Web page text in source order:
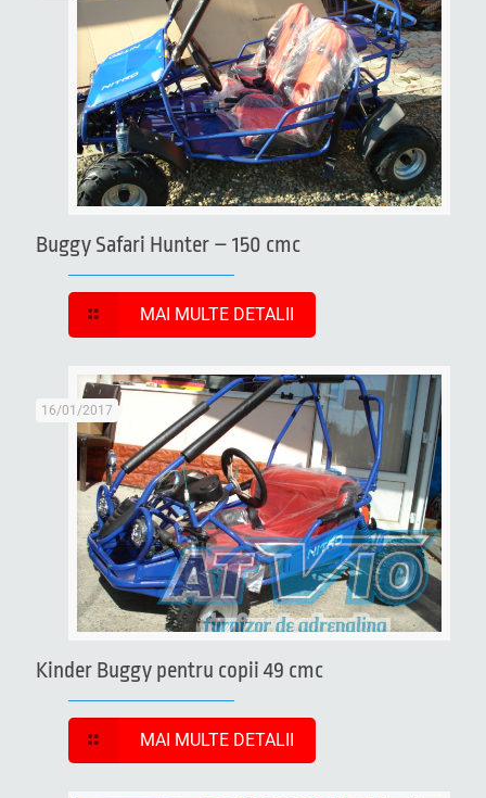
Buggy Safari Hunter – 150 cmc
MAI MULTE DETALII
16/01/2017
Kinder Buggy pentru copii 49 cmc
MAI MULTE DETALII